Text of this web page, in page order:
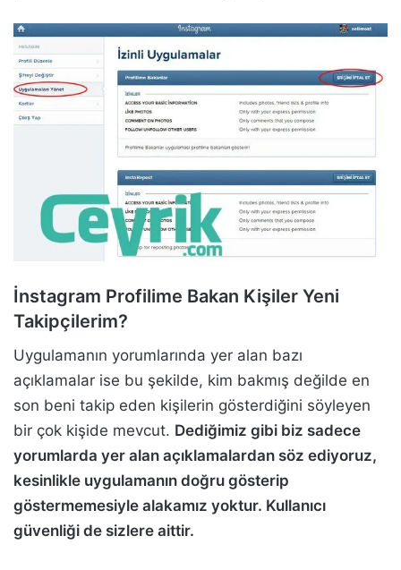
İnstagram Profilime Bakan Kişiler Yeni
Takipçilerim?
Uygulamanın yorumlarında yer alan bazı
açıklamalar ise bu şekilde, kim bakmış değilde en
son beni takip eden kişilerin gösterdiğini söyleyen
bir çok kişide mevcut. Dediğimiz gibi biz sadece
yorumlarda yer alan açıklamalardan söz ediyoruz,
kesinlikle uygulamanın doğru gösterip
göstermemesiyle alakamız yoktur. Kullanıcı
güvenliği de sizlere aittir.